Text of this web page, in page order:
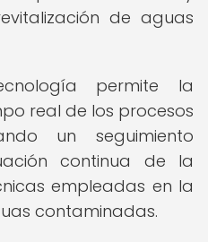
de aguas
permite la
real de los procesos
un seguimiento
continua de la
empleadas en la
contaminadas.